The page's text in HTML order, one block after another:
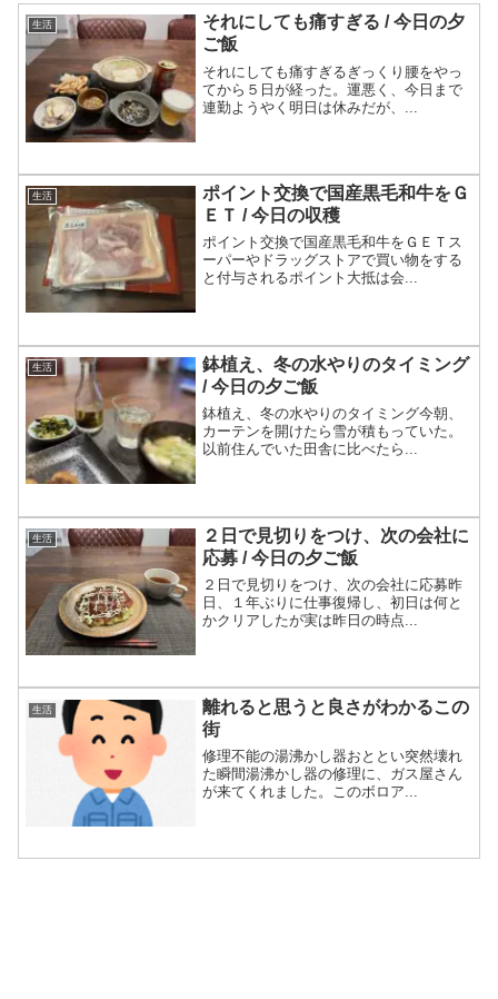
生活
それにしても痛すぎる / 今日の夕
ご飯
それにしても痛すぎるぎっくり腰をやっ
てから５日が経った。運悪く、今日まで
連勤ようやく明日は休みだが、...
生活
ポイント交換で国産黒毛和牛をＧ
ＥＴ / 今日の収穫
ポイント交換で国産黒毛和牛をＧＥＴス
ーパーやドラッグストアで買い物をする
と付与されるポイント大抵は会...
生活
鉢植え、冬の水やりのタイミング
/ 今日の夕ご飯
鉢植え、冬の水やりのタイミング今朝、
カーテンを開けたら雪が積もっていた。
以前住んでいた田舎に比べたら...
生活
２日で見切りをつけ、次の会社に
応募 / 今日の夕ご飯
２日で見切りをつけ、次の会社に応募昨
日、１年ぶりに仕事復帰し、初日は何と
かクリアしたが実は昨日の時点...
生活
離れると思うと良さがわかるこの
街
修理不能の湯沸かし器おととい突然壊れ
た瞬間湯沸かし器の修理に、ガス屋さん
が来てくれました。このボロア...